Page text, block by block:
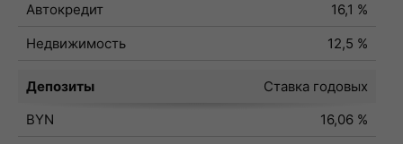
Автокредит
16,1 %
Недвижимость
12,5 %
Депозиты
Ставка годовых
BYN
16,06 %